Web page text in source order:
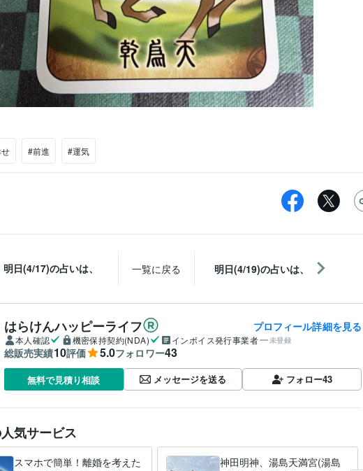
#前進 #運気
明日(4/17)の占いは、 一覧に戻る 明日(4/19)の占いは、
はらけんハッピーライフ プロフィール詳細を見る
本人確認 機密保持契約(NDA) インボイス発行事業者 未登録
総販売実績10評価 5.0フォロワー43
無料で見積り相談 メッセージを送る フォロー43
気サービス
スマホで簡単！離婚を考えた
神田明神、湯島天満宮(湯島